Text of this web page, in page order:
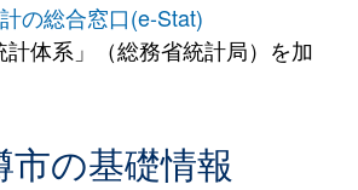
の総合窓口(e-Stat)
計体系」（総務省統計局）を加
市の基礎情報